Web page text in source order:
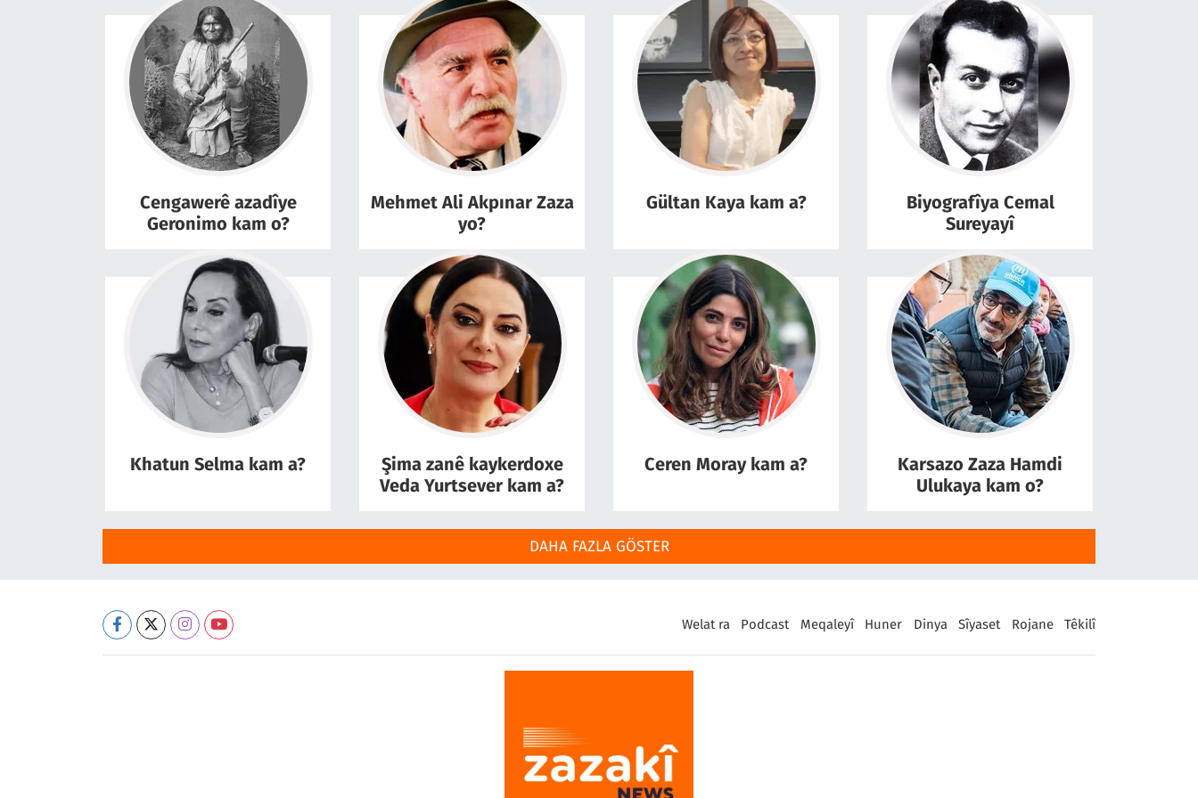
Cengawerê azadîye
Geronimo kam o?
Mehmet Ali Akpınar Zaza
yo?
Gültan Kaya kam a?
Biyografîya Cemal
Sureyayî
Khatun Selma kam a?
Şima zanê kaykerdoxe
Veda Yurtsever kam a?
Ceren Moray kam a?
Karsazo Zaza Hamdi
Ulukaya kam o?
DAHA FAZLA GÖSTER
Welat ra Podcast Meqaleyî Huner Dinya Sîyaset Rojane Têkilî